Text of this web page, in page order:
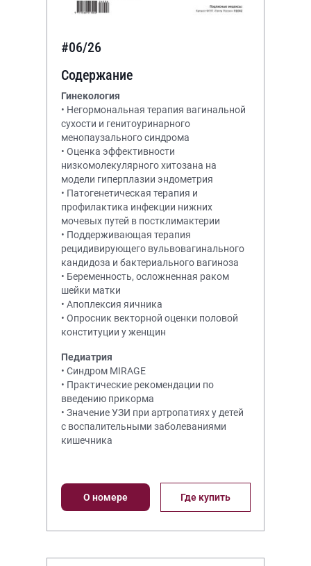
#06/26
Содержание
Гинекология
• Негормональная терапия вагинальной
сухости и генитоуринарного
менопаузального синдрома
• Оценка эффективности
низкомолекулярного хитозана на
модели гиперплазии эндометрия
• Патогенетическая терапия и
профилактика инфекции нижних
мочевых путей в постклимактерии
• Поддерживающая терапия
рецидивирующего вульвовагинального
кандидоза и бактериального вагиноза
• Беременность, осложненная раком
шейки матки
• Апоплексия яичника
• Опросник векторной оценки половой
конституции у женщин
Педиатрия
• Синдром MIRAGE
• Практические рекомендации по
введению прикорма
• Значение УЗИ при артропатиях у детей
с воспалительными заболеваниями
кишечника
О номере Где купить